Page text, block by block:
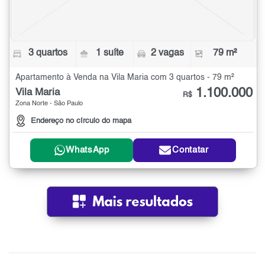
3 quartos 1 suíte 2 vagas 79 m²
Apartamento à Venda na Vila Maria com 3 quartos - 79 m²
Vila Maria
Zona Norte - São Paulo
Endereço no círculo do mapa
R$ 1.100.000
WhatsApp Contatar